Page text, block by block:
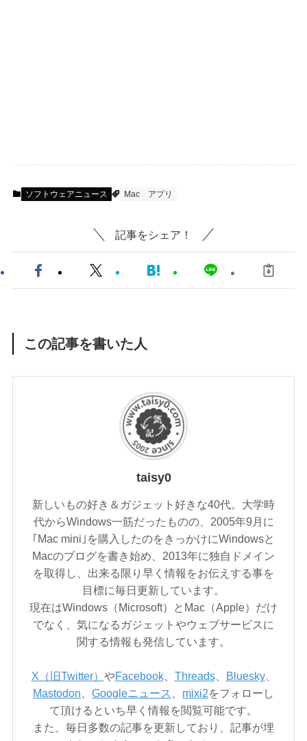
ソフトウェアニュース Mac アプリ
記事をシェア！
この記事を書いた人
taisy0
新しいもの好き＆ガジェット好きな40代。大学時
代からWindows一筋だったものの、2005年9月に
｢Mac mini｣を購入したのをきっかけにWindowsと
Macのブログを書き始め、2013年に独自ドメイン
を取得し、出来る限り早く情報をお伝えする事を
目標に毎日更新しています。
現在はWindows（Microsoft）とMac（Apple）だけ
でなく、気になるガジェットやウェブサービスに
関する情報も発信しています。
X（旧Twitter） やFacebook、 Threads、 Bluesky、
Mastodon
Googleニュース mixi2をフォローし
て頂けるといち早く情報を閲覧可能です。
また、毎日多数の記事を更新しており、記事が埋